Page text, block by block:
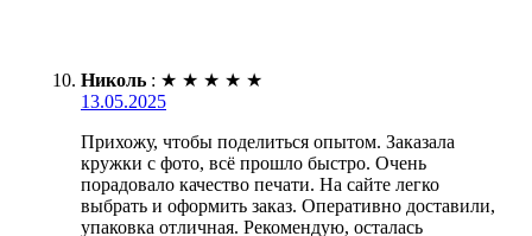
Николь : ★ ★ ★ ★ ★
13.05.2025
Прихожу, чтобы поделиться опытом. Заказала
кружки с фото, всё прошло быстро. Очень
порадовало качество печати. На сайте легко
выбрать и оформить заказ. Оперативно доставили,
упаковка отличная. Рекомендую, осталась